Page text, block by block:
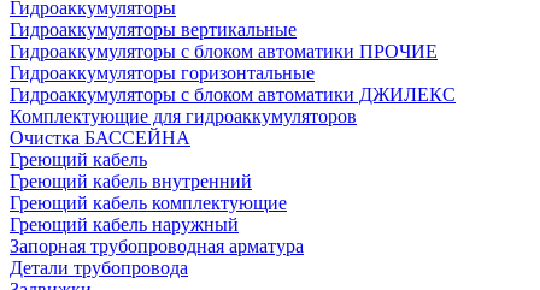
Гидроаккумуляторы
Гидроаккумуляторы вертикальные
Гидроаккумуляторы с блоком автоматики ПРОЧИЕ
Гидроаккумуляторы горизонтальные
Гидроаккумуляторы с блоком автоматики ДЖИЛЕКС
Комплектующие для гидроаккумуляторов
Очистка БАССЕЙНА
Греющий кабель
Греющий кабель внутренний
Греющий кабель комплектующие
Греющий кабель наружный
Запорная трубопроводная арматура
Детали трубопровода